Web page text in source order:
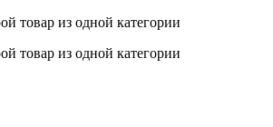
товар из одной категории
товар из одной категории